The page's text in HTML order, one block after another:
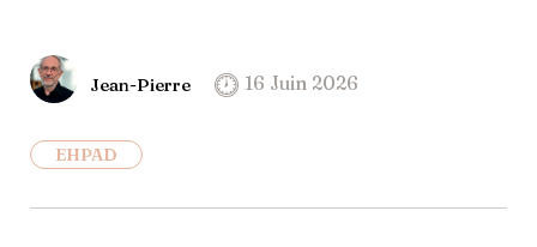
Jean-Pierre 16 Juin 2026
EHPAD